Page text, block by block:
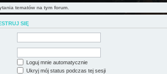
tematów na tym forum.
SIĘ
Loguj mnie automatycznie
Ukryj mój status podczas tej sesji